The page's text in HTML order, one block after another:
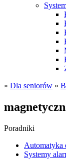
» Dla seniorów »
Poradniki
Automatyka
Systemy